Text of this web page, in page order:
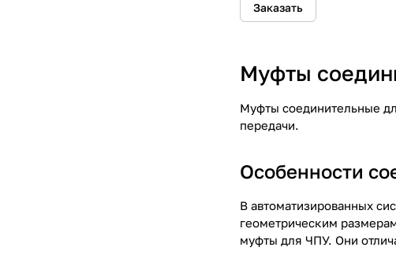
Заказать
Муфты
Муфты соединительные
передачи.
Особенности
В автоматизированных
геометрическим
муфты для ЧПУ. Они